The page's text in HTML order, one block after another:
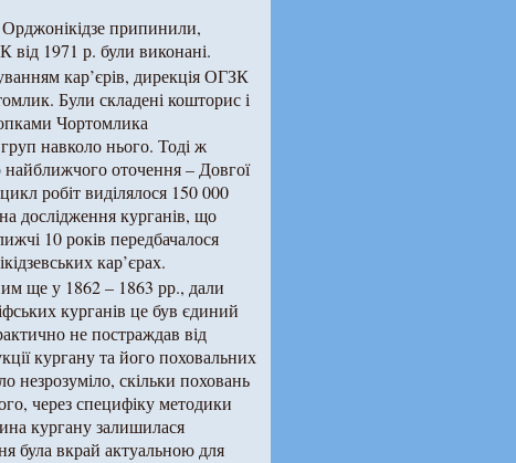
припинили,
від 1971 р. були виконані.
кар’єрів, дирекція ОГЗК
Були складені кошторис і
Чортомлика
навколо нього. Тоді ж
оточення – Довгої
робіт виділялося 150 000
дослідження курганів, що
10 років передбачалося
кар’єрах.
ще у 1862 – 1863 рр., дали
курганів це був єдиний
не постраждав від
кургану та його поховальних
незрозуміло, скільки поховань
через специфіку методики
кургану залишилася
була вкрай актуальною для